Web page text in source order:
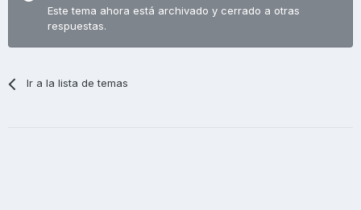
Este tema ahora está archivado y cerrado a otras
respuestas.
Ir a la lista de temas